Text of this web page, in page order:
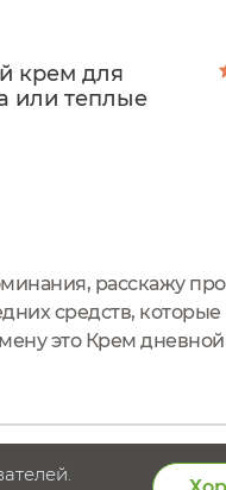
крем для
или теплые
расскажу
средств,
это Крем